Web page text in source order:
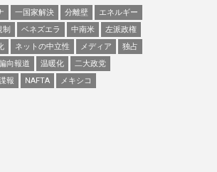
一国家解決 分離壁
エネルギー
制 ベネズエラ 中南米
左派政権
ネットの中立性 メディア
独占
向報道 温暖化
二大政党
報 NAFTA
メキシコ